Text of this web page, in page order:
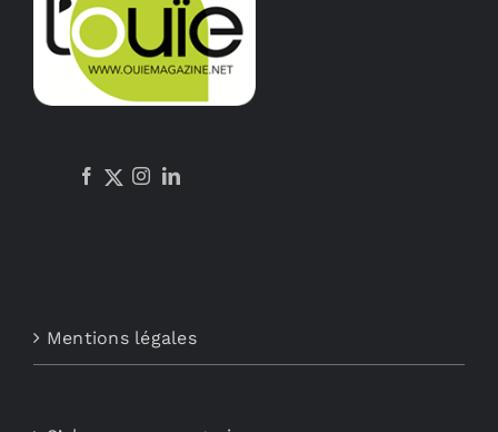
Mentions légales